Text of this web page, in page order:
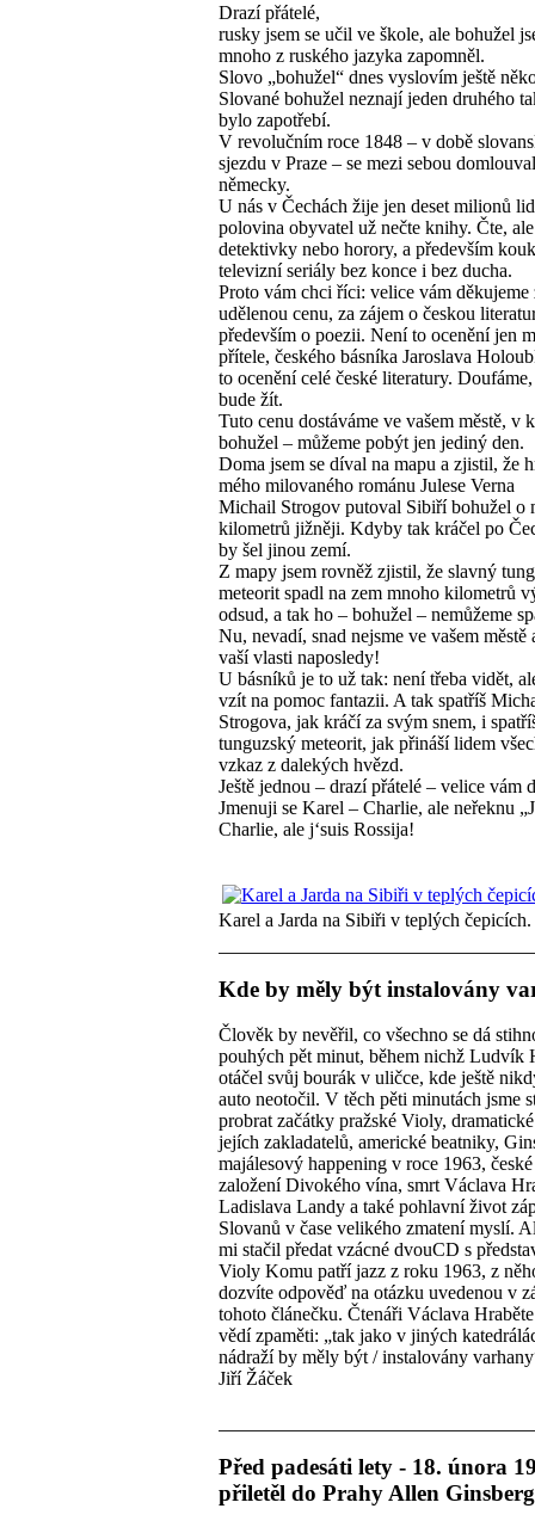
Drazí přátelé,
rusky jsem se učil ve škole, ale bohužel
mnoho z ruského jazyka zapomněl.
Slovo „bohužel“ dnes vyslovím ještě
Slované bohužel neznají jeden druhého
bylo zapotřebí.
V revolučním roce 1848 – v době
sjezdu v Praze – se mezi sebou
německy.
U nás v Čechách žije jen deset milionů
polovina obyvatel už nečte knihy. Čte,
detektivky nebo horory, a především
televizní seriály bez konce i bez ducha.
Proto vám chci říci: velice vám děkujeme
udělenou cenu, za zájem o českou
především o poezii. Není to ocenění jen
přítele, českého básníka Jaroslava
to ocenění celé české literatury.
bude žít.
Tuto cenu dostáváme ve vašem městě, v
bohužel – můžeme pobýt jen jediný den.
Doma jsem se díval na mapu a zjistil, že
mého milovaného románu Julese Verna
Michail Strogov putoval Sibiří bohužel o
kilometrů jižněji. Kdyby tak kráčel po
by šel jinou zemí.
Z mapy jsem rovněž zjistil, že slavný
meteorit spadl na zem mnoho kilometrů
odsud, a tak ho – bohužel – nemůžeme
Nu, nevadí, snad nejsme ve vašem městě
vaší vlasti naposledy!
U básníků je to už tak: není třeba vidět,
vzít na pomoc fantazii. A tak spatříš
Strogova, jak kráčí za svým snem, i
tunguzský meteorit, jak přináší lidem
vzkaz z dalekých hvězd.
Ještě jednou – drazí přátelé – velice vám
Jmenuji se Karel – Charlie, ale neřeknu
Charlie, ale j‘suis Rossija!
Karel a Jarda na Sibiři v teplých čepicích.
Kde by měly být instalovány
Člověk by nevěřil, co všechno se dá
pouhých pět minut, během nichž Ludvík
otáčel svůj bourák v uličce, kde ještě
auto neotočil. V těch pěti minutách jsme
probrat začátky pražské Violy,
jejích zakladatelů, americké beatniky,
majálesový happening v roce 1963,
založení Divokého vína, smrt Václava
Ladislava Landy a také pohlavní život
Slovanů v čase velikého zmatení myslí.
mi stačil předat vzácné dvouCD s
Violy Komu patří jazz z roku 1963, z
dozvíte odpověď na otázku uvedenou v
tohoto článečku. Čtenáři Václava
vědí zpaměti: „tak jako v jiných
nádraží by měly být / instalovány
Jiří Žáček
Před padesáti lety - 18. února
přiletěl do Prahy Allen